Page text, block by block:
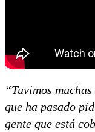
“Tuvimos
que ha pasado
gente que está